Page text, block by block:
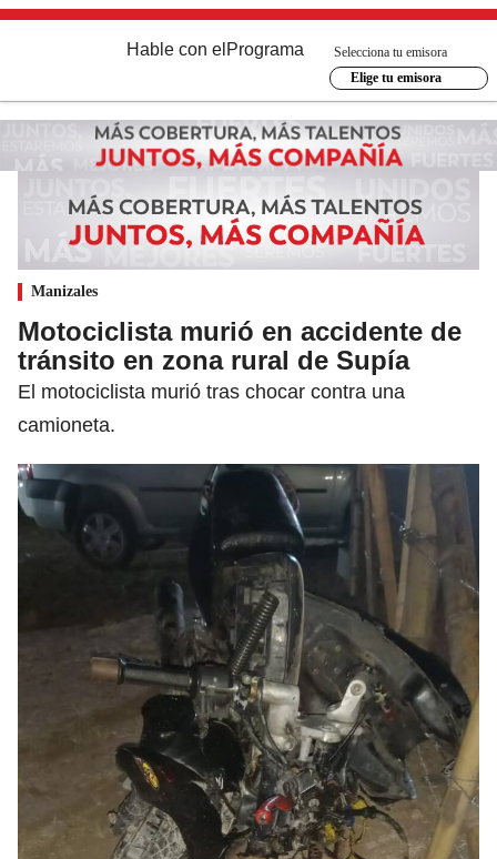
Hable con el Programa
Selecciona tu emisora
Elige tu emisora
Manizales
Motociclista murió en accidente de
tránsito en zona rural de Supía
El motociclista murió tras chocar contra una
camioneta.